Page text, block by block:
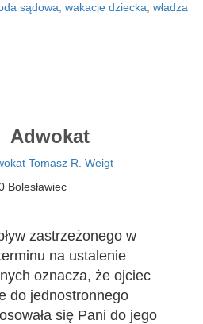
sądowa wakacje dziecka władza
Adwokat
Tomasz R. Weigt
Bolesławiec
zastrzeżonego w
na ustalenie
oznacza, że ojciec
do jednostronnego
się Pani do jego